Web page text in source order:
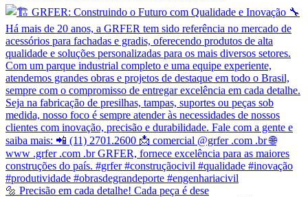
🔩 Precisão em cada detalhe! Cada peça é dese